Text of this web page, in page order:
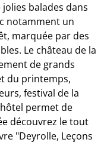
balades dans
notamment un
marquée par des
Le château de la
de grands
du printemps,
festival de la
permet de
découvrez le tout
"Deyrolle, Leçons